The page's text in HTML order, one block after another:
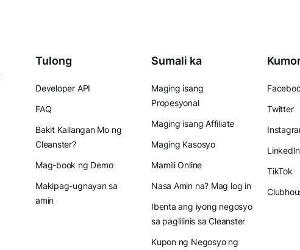
Tulong
Developer API
FAQ
Bakit Kailangan Mo ng
Cleanster?
Mag-book ng Demo
Makipag-ugnayan sa
amin
Sumali ka
Maging isang
Propesyonal
Maging isang Affiliate
Maging Kasosyo
Mamili Online
Nasa Amin na? Mag log in
Ibenta ang iyong negosyo
sa paglilinis sa Cleanster
Kupon ng Negosyo ng
Twitter
LinkedIn
TikTok